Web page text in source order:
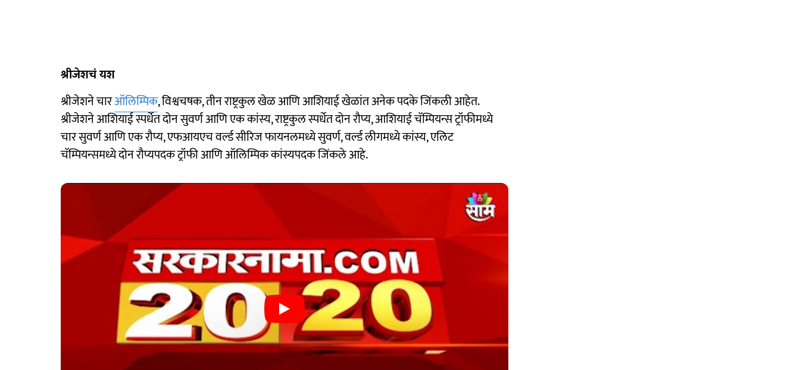
श्रीजेशचं यश
श्रीजेशने चारऑलिम्पिक, विश्वचषक, तीन राष्ट्रकुल खेळ आणि आशियाई खेळांत अनेक पदके जिंकली आहेत.
श्रीजेशने आशियाई स्पर्धेत दोन सुवर्ण आणि एक कांस्य, राष्ट्रकुल स्पर्धेत दोन रौप्य, आशियाई चॅम्पियन्स ट्रॉफीमध्ये
चार सुवर्ण आणि एक रौप्य, एफआयएच वर्ल्ड सीरिज फायनलमध्ये सुवर्ण, वर्ल्ड लीगमध्ये कांस्य, एलिट
चॅम्पियन्समध्ये दोन रौप्यपदक ट्रॉफी आणि ऑलिम्पिक कांस्यपदक जिंकले आहे.